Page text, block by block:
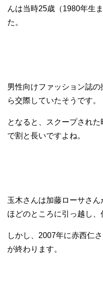
んは当時25歳（1980年生
た。
男性向けファッション誌
ら交際していたそうです。
となると、スクープされ
で割と長いですよね。
玉木さんは加藤ローサさ
ほどのところに引っ越し、
しかし、2007年に赤西仁
が終わります。